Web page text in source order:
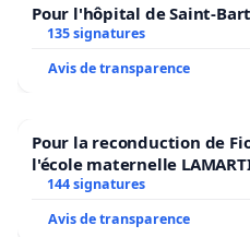
Pour l'hôpital de Saint-
135 signatures
Avis de transparence
Pour la reconduction de
l'école maternelle
2026/2027
144 signatures
Avis de transparence